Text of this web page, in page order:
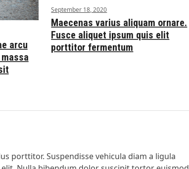
arcu
September 18, 2020
Maecenas varius aliquam ornare.
Fusce aliquet ipsum quis elit
porttitor fermentum
porttitor. Suspendisse vehicula diam a ligula